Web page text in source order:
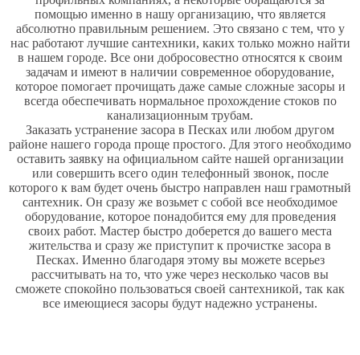
помощью именно в нашу организацию, что является
абсолютно правильным решением. Это связано с тем, что у
нас работают лучшие сантехники, каких только можно найти
в нашем городе. Все они добросовестно относятся к своим
задачам и имеют в наличии современное оборудование,
которое помогает прочищать даже самые сложные засоры и
всегда обеспечивать нормальное прохождение стоков по
канализационным трубам.
Заказать устранение засора в Песках или любом другом
районе нашего города проще простого. Для этого необходимо
оставить заявку на официальном сайте нашей организации
или совершить всего один телефонный звонок, после
которого к вам будет очень быстро направлен наш грамотный
сантехник. Он сразу же возьмет с собой все необходимое
оборудование, которое понадобится ему для проведения
своих работ. Мастер быстро доберется до вашего места
жительства и сразу же приступит к прочистке засора в
Песках. Именно благодаря этому вы можете всерьез
рассчитывать на то, что уже через несколько часов вы
сможете спокойно пользоваться своей сантехникой, так как
все имеющиеся засоры будут надежно устранены.